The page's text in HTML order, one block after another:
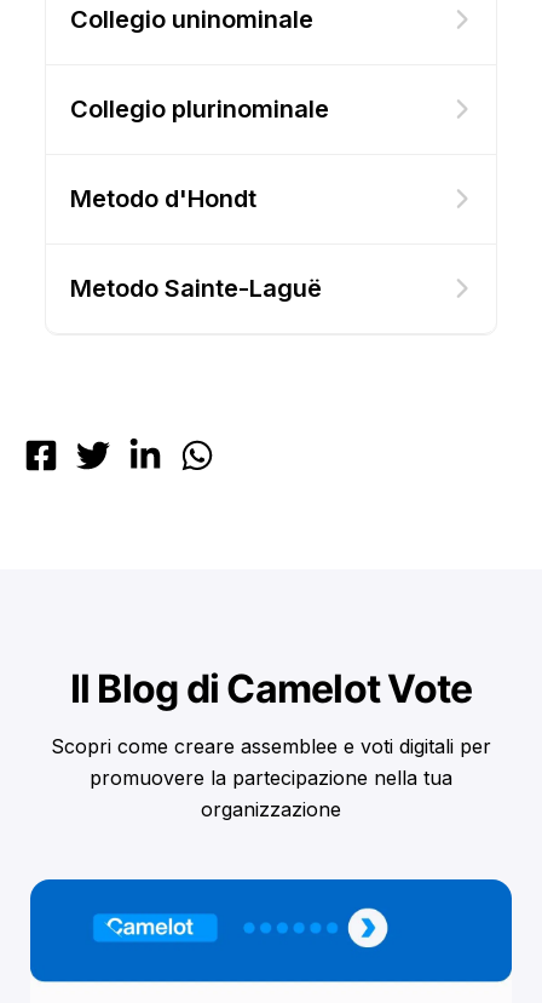
Collegio uninominale
Collegio plurinominale
Metodo d'Hondt
Metodo Sainte-Laguë
Il Blog di Camelot Vote
Scopri come creare assemblee e voti digitali per
promuovere la partecipazione nella tua
organizzazione